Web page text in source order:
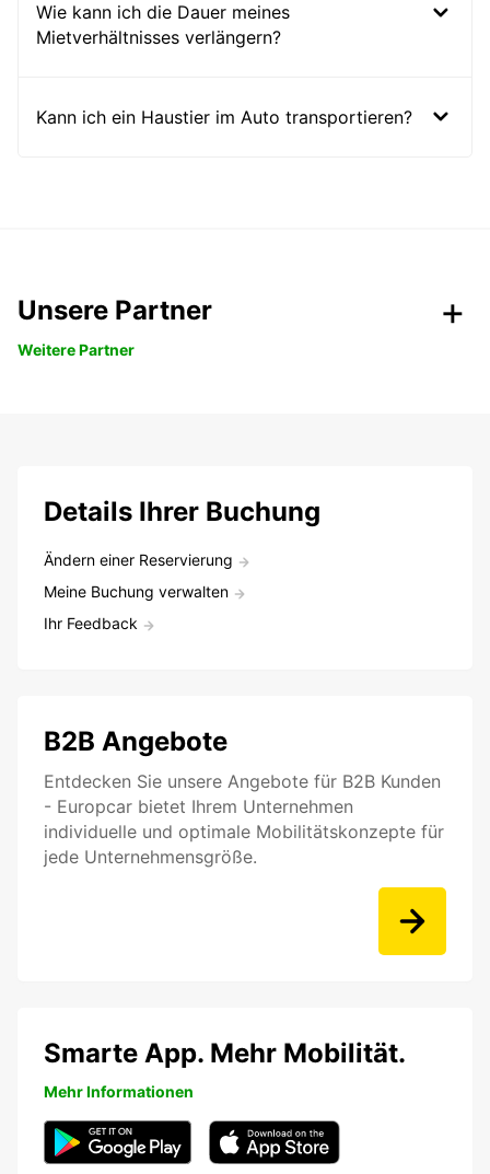
Wie kann ich die Dauer meines
Mietverhältnisses verlängern?
Kann ich ein Haustier im Auto transportieren?
Unsere Partner
Weitere Partner
Details Ihrer Buchung
Ändern einer Reservierung
Meine Buchung verwalten
Ihr Feedback
B2B Angebote
Entdecken Sie unsere Angebote für B2B Kunden
- Europcar bietet Ihrem Unternehmen
individuelle und optimale Mobilitätskonzepte für
jede Unternehmensgröße.
Smarte App. Mehr Mobilität.
Mehr Informationen